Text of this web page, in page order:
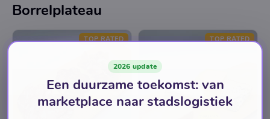
Borrelplateau
TOP RATED TOP RATED
2026 update
Een duurzame toekomst: van
marketplace naar stadslogistiek